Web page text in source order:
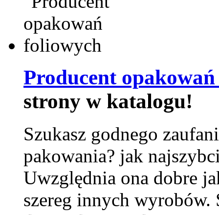
Producent
strony w katalogu!
Szukasz godnego
pakowania? jak
Uwzględnia ona dobre
szereg innych